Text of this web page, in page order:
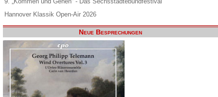
Hannover Klassik Open-Air 2026
Neue Besprechungen